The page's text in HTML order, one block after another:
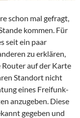
schon mal gefragt,
kommen. Für
seit ein paar
zu erklären,
Router auf der Karte
Standort nicht
eines Freifunk-
anzugeben. Diese
gegeben und